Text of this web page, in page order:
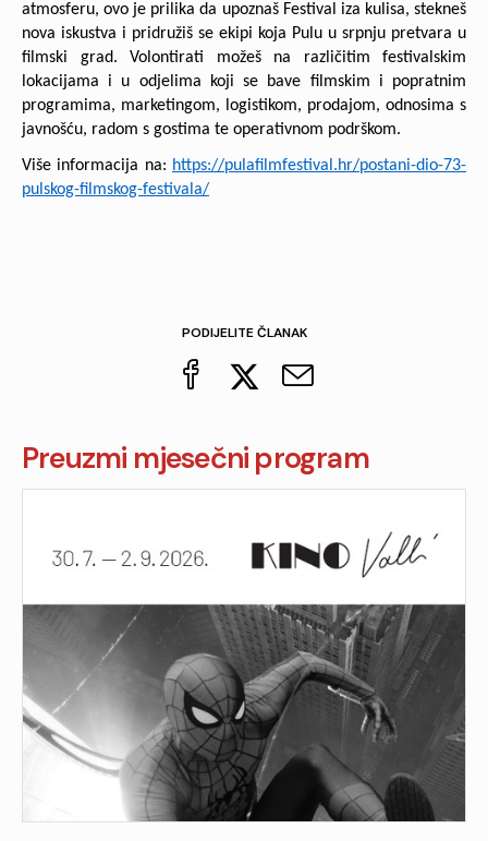
atmosferu, ovo je prilika da upoznaš Festival iza kulisa, stekneš
nova iskustva i pridružiš se ekipi koja Pulu u srpnju pretvara u
filmski grad. Volontirati možeš na različitim festivalskim
lokacijama i u odjelima koji se bave filmskim i popratnim
programima, marketingom, logistikom, prodajom, odnosima s
javnošću, radom s gostima te operativnom podrškom.
Više informacija na: https://pulafilmfestival.hr/postani-dio-73-
pulskog-filmskog-festivala/
PODIJELITE ČLANAK
Preuzmi mjesečni program